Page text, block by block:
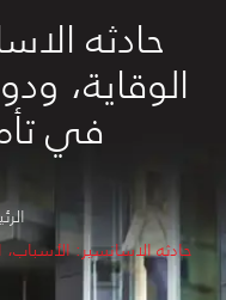
حادثه
الوقاية،
في
حادثه الاسانسير: